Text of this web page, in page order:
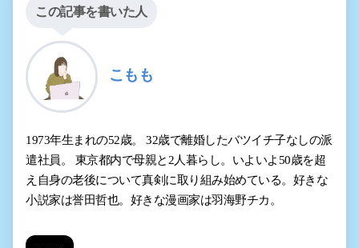
この記事を書いた人
こもも
1973年生まれの52歳。 32歳で離婚したバツイチ子なしの派
遣社員。 東京都内で母親と2人暮らし。いよいよ50歳を超
え自身の老後について真剣に取り組み始めている。好きな
小説家は誉田哲也。好きな漫画家は羽海野チカ。